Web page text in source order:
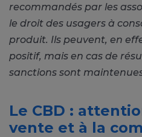
recommandés par les
le droit des usagers à
produit. Ils peuvent, en
positif, mais en cas de
sanctions sont
Le CBD :
vente et à la